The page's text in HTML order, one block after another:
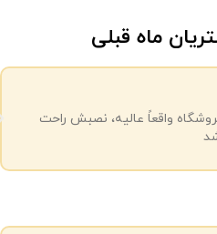
ماه قبلی
واقعاً عالیه، نصبش راحت